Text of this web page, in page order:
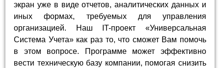
экран уже в виде отчетов, аналитических данных и
иных формах, требуемых для управления
организацией. Наш IT-проект «Универсальная
Система Учета» как раз то, что сможет Вам помочь
в этом вопросе. Программе может эффективно
вести техническую базу компании, помогая снизить